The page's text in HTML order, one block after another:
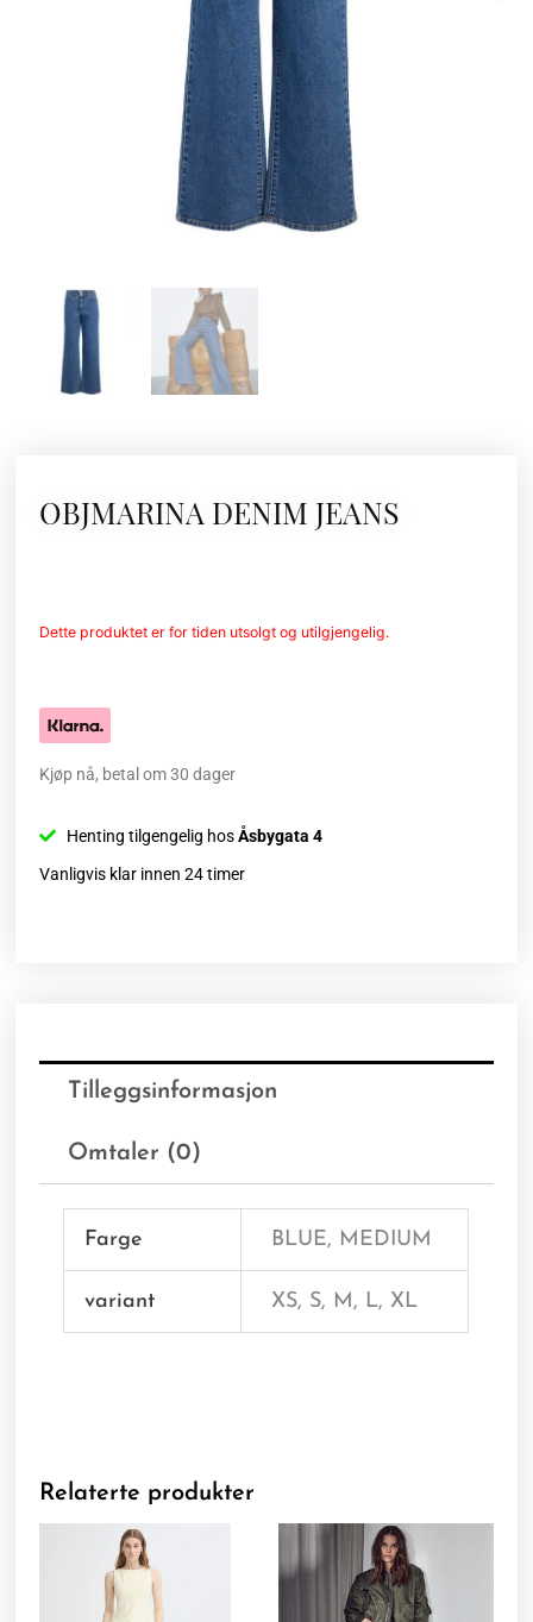
OBJMARINA DENIM JEANS
Dette produktet er for tiden utsolgt og utilgjengelig.
Kjøp nå, betal om 30 dager
Henting tilgengelig hosÅsbygata 4
Vanligvis klar innen 24 timer
Tilleggsinformasjon
Omtaler (0)
Farge BLUE, MEDIUM
variant XS, S, M, L, XL
Relaterte produkter